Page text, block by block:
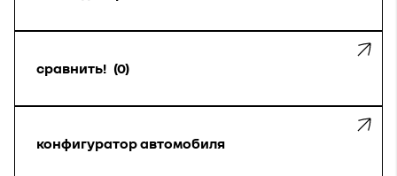
сравнить! 0
конфигуратор автомобиля